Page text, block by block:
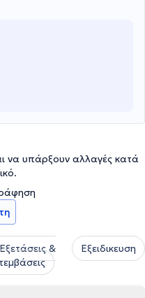
να υπάρξουν αλλαγές κατά
Εξετάσεις &
Εξειδικευση